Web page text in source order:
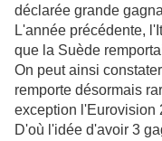
déclarée grande
L'année précédente,
que la Suède
On peut ainsi
remporte désormais
exception l'Eurovision
D'où l'idée d'avoir 3